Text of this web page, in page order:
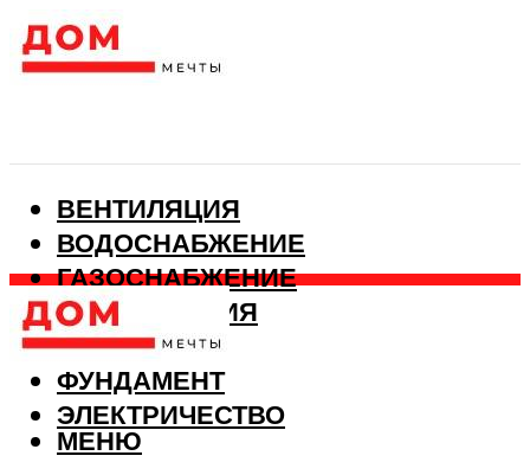
ВЕНТИЛЯЦИЯ
ВОДОСНАБЖЕНИЕ
ГАЗОСНАБЖЕНИЕ
КАНАЛИЗАЦИЯ
ОТОПЛЕНИЕ
ФУНДАМЕНТ
ЭЛЕКТРИЧЕСТВО
МЕНЮ